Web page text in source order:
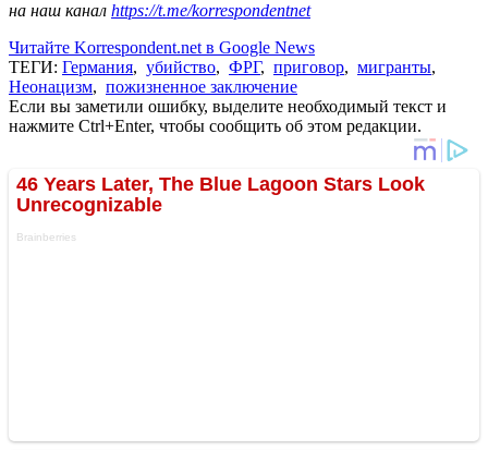
на наш канал https://t.me/korrespondentnet
Читайте Korrespondent.net в Google News
ТЕГИ: Германия, убийство, ФРГ, приговор, мигранты,
Неонацизм, пожизненное заключение
Если вы заметили ошибку, выделите необходимый текст и
нажмите Ctrl+Enter, чтобы сообщить об этом редакции.